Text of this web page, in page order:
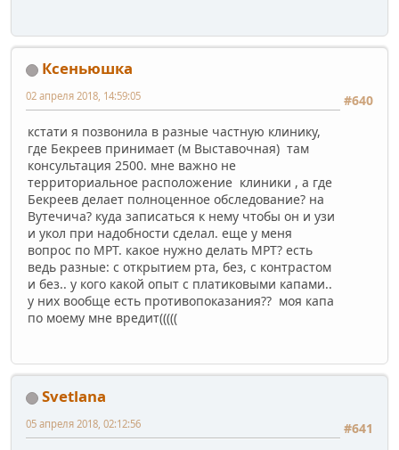
Ксеньюшка
#640
02 апреля 2018, 14:59:05
кстати я позвонила в разные частную клинику,
где Бекреев принимает (м Выставочная) там
консультация 2500. мне важно не
территориальное расположение клиники , а где
Бекреев делает полноценное обследование? на
Вутечича? куда записаться к нему чтобы он и узи
и укол при надобности сделал. еще у меня
вопрос по МРТ. какое нужно делать МРТ? есть
ведь разные: с открытием рта, без, с контрастом
и без.. у кого какой опыт с платиковыми капами..
у них вообще есть противопоказания?? моя капа
по моему мне вредит(((((
Svetlana
#641
05 апреля 2018, 02:12:56